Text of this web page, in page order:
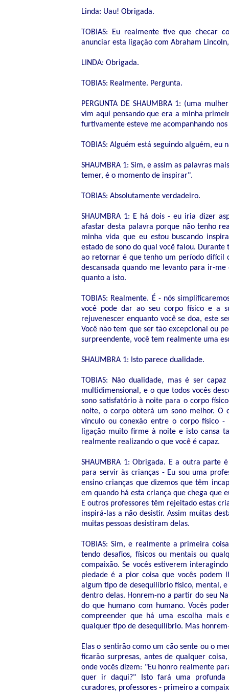
Linda: Uau! Obrigada.
TOBIAS: Eu realmente tive que checar
anunciar esta ligação com Abraham
LINDA: Obrigada.
TOBIAS: Realmente. Pergunta.
PERGUNTA DE SHAUMBRA 1: (uma
vim aqui pensando que era a minha
furtivamente esteve me acompanhando
TOBIAS: Alguém está seguindo alguém, eu
SHAUMBRA 1: Sim, e assim as palavras
temer, é o momento de inspirar".
TOBIAS: Absolutamente verdadeiro.
SHAUMBRA 1: E há dois - eu iria dizer
afastar desta palavra porque não tenho
minha vida que eu estou buscando
estado de sono do qual você falou.
ao retornar é que tenho um período difícil
descansada quando me levanto para ir-
quanto a isto.
TOBIAS: Realmente. É - nós
você pode dar ao seu corpo físico e a
rejuvenescer enquanto você se doa, este
Você não tem que ser tão excepcional ou
surpreendente, você tem realmente uma
SHAUMBRA 1: Isto parece dualidade.
TOBIAS: Não dualidade, mas é ser
multidimensional, e o que todos vocês
sono satisfatório à noite para o corpo
noite, o corpo obterá um sono melhor. O
vínculo ou conexão entre o corpo físico
ligação muito firme à noite e isto cansa
realmente realizando o que você é capaz.
SHAUMBRA 1: Obrigada. E a outra parte
para servir às crianças - Eu sou uma
ensino crianças que dizemos que têm
em quando há esta criança que chega que
E outros professores têm rejeitado estas
inspirá-las a não desistir. Assim muitas
muitas pessoas desistiram delas.
TOBIAS: Sim, e realmente a primeira
tendo desafios, físicos ou mentais ou
compaixão. Se vocês estiverem
piedade é a pior coisa que vocês podem
algum tipo de desequilíbrio físico, mental,
dentro delas. Honrem-no a partir do seu
do que humano com humano. Vocês
compreender que há uma escolha mais
qualquer tipo de desequilíbrio. Mas
Elas o sentirão como um cão sente ou o
ficarão surpresas, antes de qualquer
onde vocês dizem: "Eu honro realmente
quer ir daqui?" Isto fará uma profunda
curadores, professores - primeiro a